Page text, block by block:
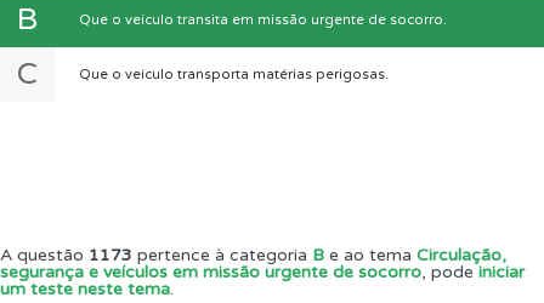
B Que o veículo transita em missão urgente de socorro.
C Que o veículo transporta matérias perigosas.
A questão 1173 pertence à categoria B e ao tema Circulação,
segurança e veículos em missão urgente de socorro, pode iniciar
um teste neste tema.